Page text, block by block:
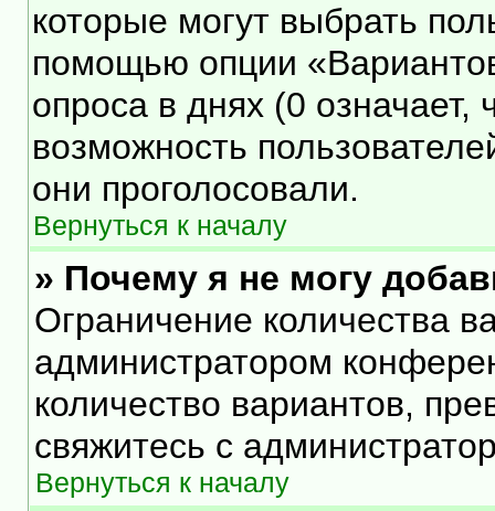
которые могут выбрать
помощью опции
опроса в днях (0 означает,
возможность
они проголосовали.
Вернуться к началу
» Почему я не могу
Ограничение количества
администратором
количество вариантов,
свяжитесь с
Вернуться к началу